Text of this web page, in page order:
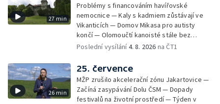
27 min
Problémy s financováním havířovské
nemocnice — Kaly s kadmiem zůstávají ve
Vikanticích — Domov Mikasa pro autisty
končí — Olomoučtí kanoisté stále bez
cvičného kanálu — Tereza Kneblová je
Nové využití pro Hückelovy vily — Nové
varhany v Rudě u Rýmařova
Poslední vysílání4. 8. 2026 na ČT1
26 min
25. července
MŽP zrušilo akcelerační zónu Jakartovice —
Začíná zasypávání Dolu ČSM — Dopady
festivalů na životní prostředí — Týden v